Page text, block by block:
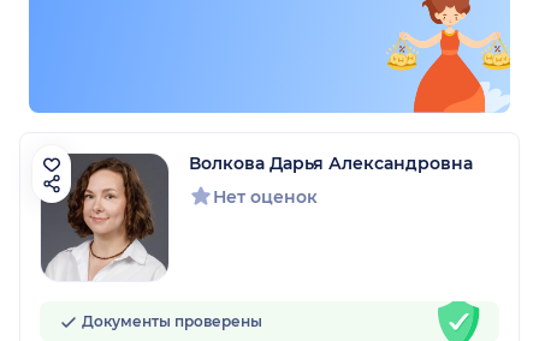
Волкова Дарья Александровна
Нет оценок
Документы проверены